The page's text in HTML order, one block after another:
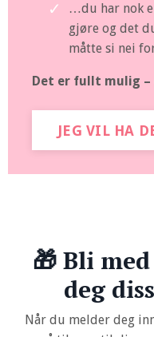
…du har nok
gjøre og det
måtte si nei
Det er fullt mulig –
JEG VIL HA
🎁 Bli
deg
Når du melder deg